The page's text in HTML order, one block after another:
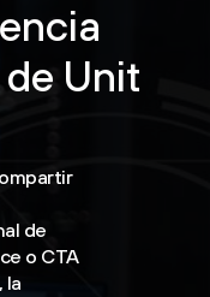
Unit
de
o CTA
la